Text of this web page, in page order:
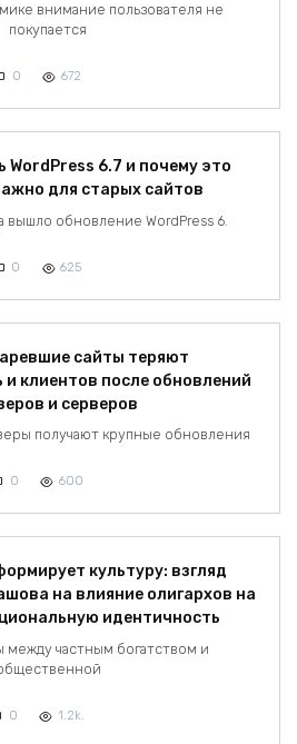
внимание пользователя не
покупается
0 672
WordPress 6.7 и почему это
для старых сайтов
вышло обновление WordPress 6.
0 625
сайты теряют
клиентов после обновлений
и серверов
получают крупные обновления
0 600
культуру: взгляд
на влияние олигархов на
идентичность
между частным богатством и
0 1.2k.